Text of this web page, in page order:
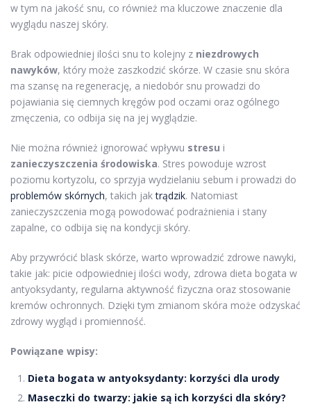
w tym na jakość snu, co również ma kluczowe znaczenie dla
wyglądu naszej skóry.
Brak odpowiedniej ilości snu to kolejny z niezdrowych
nawyków, który może zaszkodzić skórze. W czasie snu skóra
ma szansę na regenerację, a niedobór snu prowadzi do
pojawiania się ciemnych kręgów pod oczami oraz ogólnego
zmęczenia, co odbija się na jej wyglądzie.
Nie można również ignorować wpływu stresu i
zanieczyszczenia środowiska. Stres powoduje wzrost
poziomu kortyzolu, co sprzyja wydzielaniu sebum i prowadzi do
problemów skórnych, takich jaktrądzik. Natomiast
zanieczyszczenia mogą powodować podrażnienia i stany
zapalne, co odbija się na kondycji skóry.
Aby przywrócić blask skórze, warto wprowadzić zdrowe nawyki,
takie jak: picie odpowiedniej ilości wody, zdrowa dieta bogata w
antyoksydanty, regularna aktywność fizyczna oraz stosowanie
kremów ochronnych. Dzięki tym zmianom skóra może odzyskać
zdrowy wygląd i promienność.
Powiązane wpisy:
Dieta bogata w antyoksydanty: korzyści dla urody
Maseczki do twarzy: jakie są ich korzyści dla skóry?